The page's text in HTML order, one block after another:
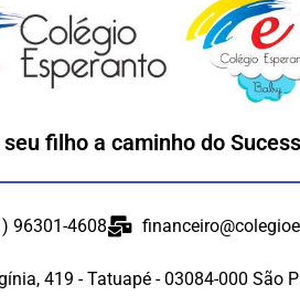
filho a caminho do
96301-4608
419 - Tatuapé - 03084-000 São